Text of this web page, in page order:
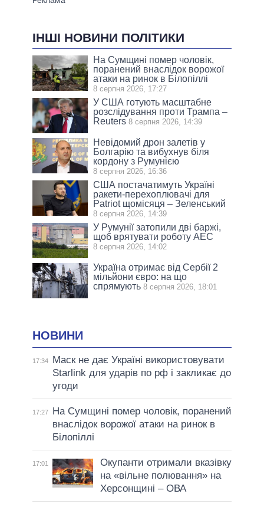
ІНШІ НОВИНИ ПОЛІТИКИ
На Сумщині помер чоловік,
поранений внаслідок ворожої
атаки на ринок в Білопіллі
8 серпня 2026, 17:27
У США готують масштабне
розслідування проти Трампа –
Reuters 8 серпня 2026, 14:39
Невідомий дрон залетів у
Болгарію та вибухнув біля
кордону з Румунією
8 серпня 2026, 16:36
США постачатимуть Україні
ракети-перехоплювачі для
Patriot щомісяця – Зеленський
8 серпня 2026, 14:39
У Румунії затопили дві баржі,
щоб врятувати роботу АЕС
8 серпня 2026, 14:02
Україна отримає від Сербії 2
мільйони євро: на що
спрямують 8 серпня 2026, 18:01
НОВИНИ
17:34
Маск не дає Україні використовувати
Starlink для ударів по рф і закликає до
угоди
17:27
На Сумщині помер чоловік, поранений
внаслідок ворожої атаки на ринок в
Білопіллі
17:01
Окупанти отримали вказівку
на «вільне полювання» на
Херсонщині – ОВА